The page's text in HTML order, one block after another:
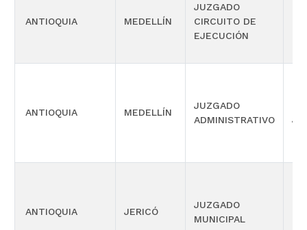
ANTIOQUIA MEDELLÍN
JUZGADO
CIRCUITO DE
EJECUCIÓN
ANTIOQUIA MEDELLÍN
JUZGADO
ADMINISTRATIVO
ANTIOQUIA JERICÓ
JUZGADO
MUNICIPAL